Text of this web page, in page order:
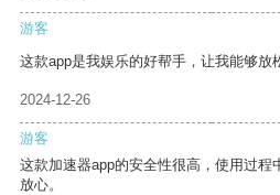
游客
这款app是我娱乐的好帮手，让我能够放
2024-12-26
游客
这款加速器app的安全性很高，使用过程
放心。